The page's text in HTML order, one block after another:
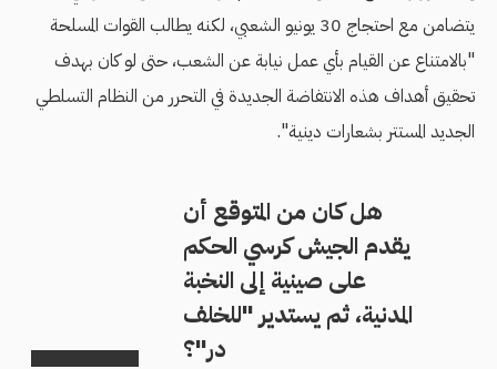
يتضامن مع احتجاج 30 يونيو الشعبي، لكنه يطالب القوات المسلحة
"بالامتناع عن القيام بأي عمل نيابة عن الشعب، حتى لو كان بهدف
تحقيق أهداف هذه الانتفاضة الجديدة في التحرر من النظام التسلطي
الجديد المستتر بشعارات دينية".
هل كان من المتوقع أن
يقدم الجيش كرسي الحكم
على صينية إلى النخبة
المدنية، ثم يستدير "للخلف
در"؟